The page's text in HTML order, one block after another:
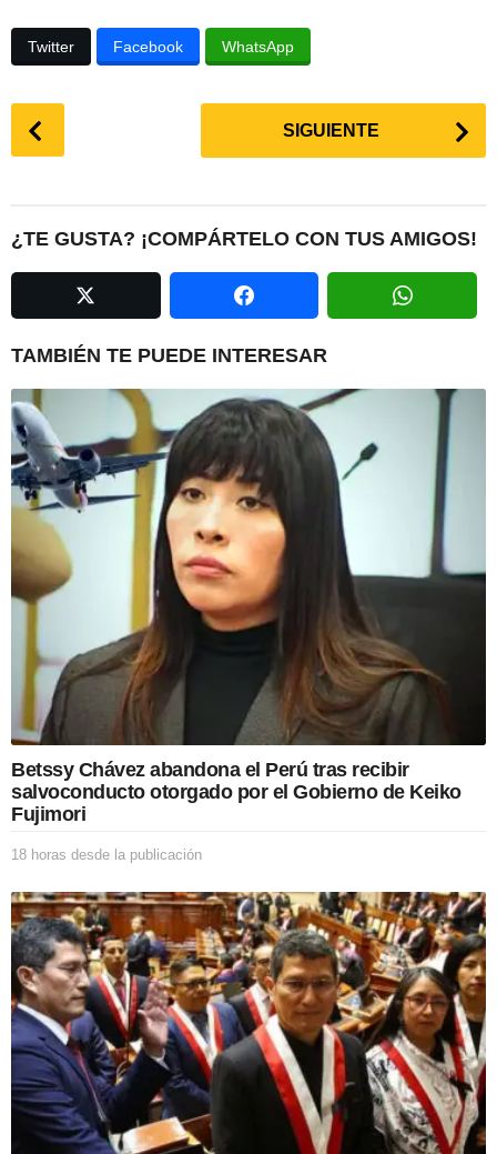
Twitter Facebook WhatsApp
P
i
n
t
i
o
n
SIGUIENTE
¿TE GUSTA? ¡COMPÁRTELO CON TUS AMIGOS!
TAMBIÉN TE PUEDE INTERESAR
Betssy Chávez abandona el Perú tras recibir
salvoconducto otorgado por el Gobierno de Keiko
Fujimori
18 horas desde la publicación
h
o
r
a
s
d
e
s
d
e
a
p